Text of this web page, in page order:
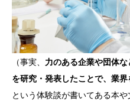
（事実、 力のある企業や団体
を研究・発表したことで、業
という体験談が書いてある本